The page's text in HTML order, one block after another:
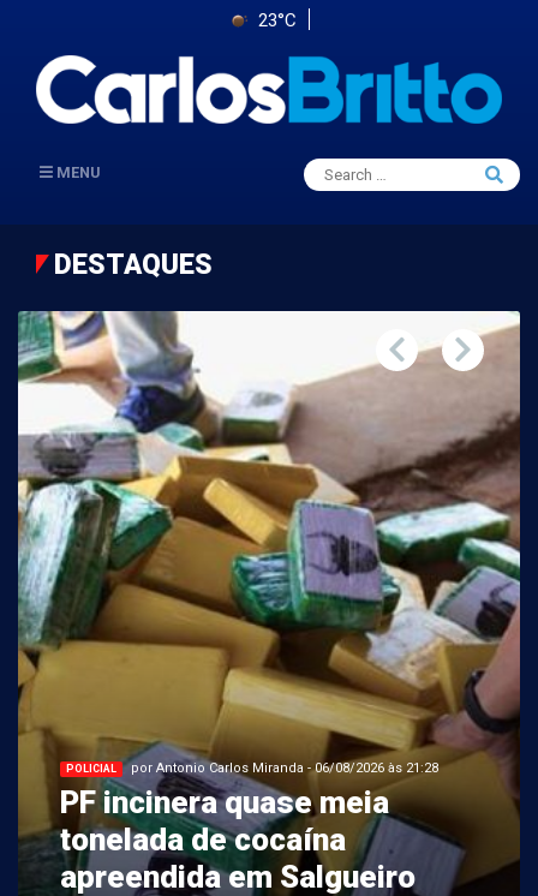
23°C
MENU
Search
for:
Search
DESTAQUES
POLICIAL por Antonio Carlos Miranda - 06/08/2026 às 21:28
PF incinera quase meia
tonelada de cocaína
apreendida em Salgueiro